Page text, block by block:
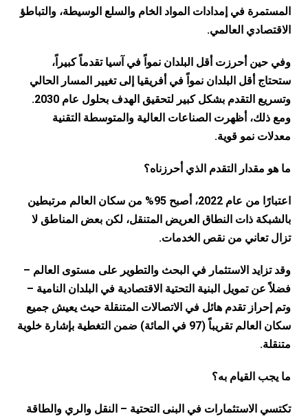
المستمرة في إمدادات المواد الخام والسلع الوسيطة، والتباطؤ
الاقتصادي العالمي.
وفي حين أحرزت أقل البلدان نمواً في آسيا تقدماً كبيراً،
ستحتاج أقل البلدان نمواً في أفريقيا إلى تغيير المسار الحالي
وتسريع التقدم بشكل كبير لتحقيق الهدف بحلول عام 2030.
ومع ذلك، أظهرت الصناعات العالية والمتوسطة التقنية
معدلات نمو قوية.
ما هو مقدار التقدم الذي أحرزناه؟
اعتبارًا من عام 2022، أصبح 95% من سكان العالم مرتبطين
بالشبكة ذات النطاق العريض المتنقل، لكن بعض المناطق لا
تزال تعاني من نقص الخدمات.
وقد تزايد الاستثمار في البحث والتطوير على مستوى العالم –
فضلاً عن تمويل البنية التحتية الاقتصادية في البلدان النامية –
وتم إحراز تقدم هائل في الاتصالات المتنقلة حيث يعيش جميع
سكان العالم تقريباً (97 في المائة) ضمن التغطية بإشارة خلوية
متنقلة.
ما يجب القيام به؟
تكتسي الاستثمارات في البنى التحتية – النقل والري والطاقة